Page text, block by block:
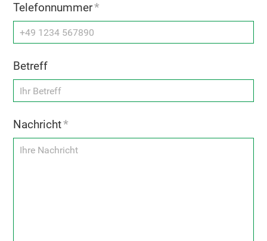
Telefonnummer*
Betreff
Nachricht*